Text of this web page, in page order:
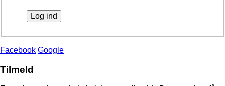
Facebook Google
Tilmeld